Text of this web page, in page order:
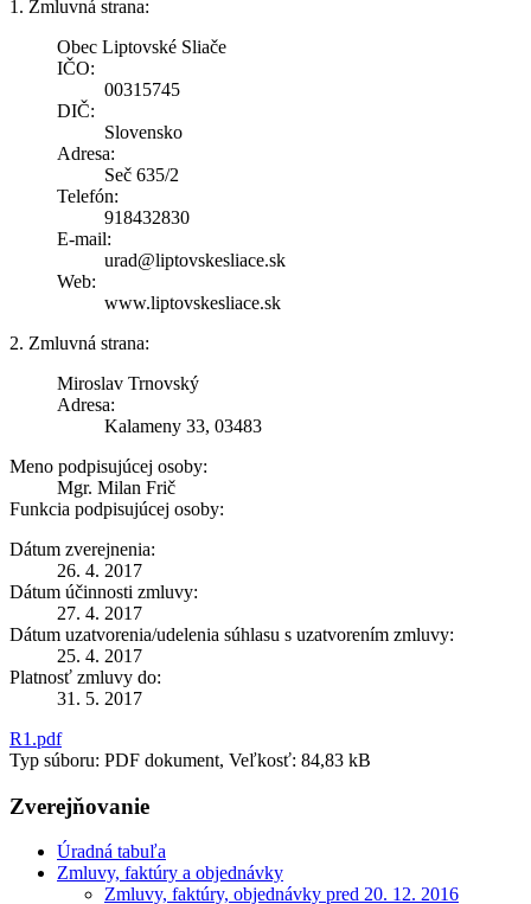
1. Zmluvná strana:
Obec Liptovské Sliače
IČO:
00315745
DIČ:
Slovensko
Adresa:
Seč 635/2
Telefón:
918432830
E-mail:
urad@liptovskesliace.sk
Web:
www.liptovskesliace.sk
2. Zmluvná strana:
Miroslav Trnovský
Adresa:
Kalameny 33, 03483
Meno podpisujúcej osoby:
Mgr. Milan Frič
Funkcia podpisujúcej osoby:
Dátum zverejnenia:
26. 4. 2017
Dátum účinnosti zmluvy:
27. 4. 2017
Dátum uzatvorenia/udelenia súhlasu s uzatvorením zmluvy:
25. 4. 2017
Platnosť zmluvy do:
31. 5. 2017
R1.pdf
Typ súboru: PDF dokument, Veľkosť: 84,83 kB
Zverejňovanie
Úradná tabuľa
Zmluvy, faktúry a objednávky
Zmluvy, faktúry, objednávky pred 20. 12. 2016